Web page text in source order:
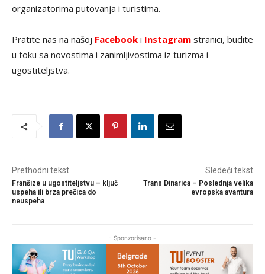
organizatorima putovanja i turistima.
Pratite nas na našoj Facebook i Instagram stranici, budite
u toku sa novostima i zanimljivostima iz turizma i
ugostiteljstva.
Prethodni tekst
Franšize u ugostiteljstvu – ključ
uspeha ili brza prečica do
neuspeha
Sledeći tekst
Trans Dinarica – Poslednja velika
evropska avantura
- Sponzorisano -